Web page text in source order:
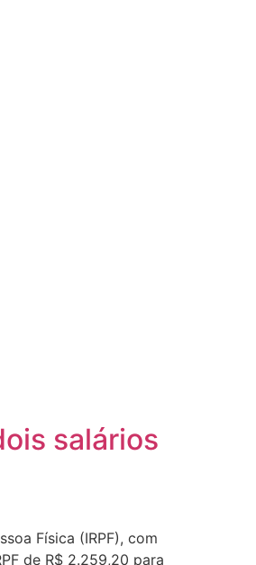
salários
Física (IRPF), com
de R$ 2.259,20 para